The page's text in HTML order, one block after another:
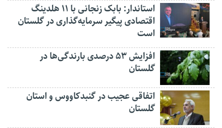
استاندار: بابک زنجانی با ۱۱ هلدینگ
اقتصادی پیگیر سرمایه‌گذاری در گلستان
است
افزایش ۵۳ درصدی بارندگی‌ها در
گلستان
اتفاقی عجیب در‌ گنبدکاووس و استان
گلستان